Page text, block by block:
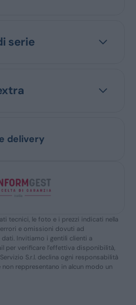
serie
delivery
tecnici, le foto e i prezzi indicati nella
e omissioni dovuti ad
Invitiamo i gentili clienti a
per verificare l’effettiva disponibilità,
S.r.l. declina ogni responsabilità
reppresentano in alcun modo un